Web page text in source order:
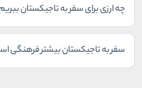
چه ارزی برای سفر به تاجیکستان
سفر به تاجیکستان بیشتر فرهنگی